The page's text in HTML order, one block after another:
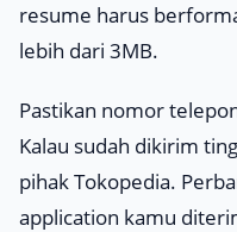
resume harus
lebih dari 3MB.
Pastikan nomor
Kalau sudah dikirim
pihak Tokopedia.
application kamu